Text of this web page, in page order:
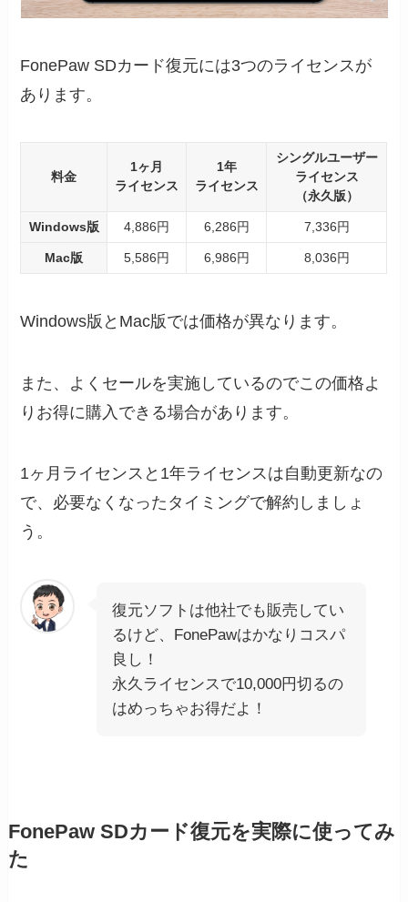
FonePaw SDカード復元には3つのライセンスが
あります。
料金
1ヶ月
ライセンス
1年
ライセンス
シングルユーザー
ライセンス
（永久版）
Windows版 4,886円 6,286円 7,336円
Mac版 5,586円 6,986円 8,036円
Windows版とMac版では価格が異なります。
また、よくセールを実施しているのでこの価格よ
りお得に購入できる場合があります。
1ヶ月ライセンスと1年ライセンスは自動更新なの
で、必要なくなったタイミングで解約しましょ
う。
復元ソフトは他社でも販売してい
るけど、FonePawはかなりコスパ
良し！
永久ライセンスで10,000円切るの
はめっちゃお得だよ！
FonePaw SDカード復元を実際に使ってみ
た